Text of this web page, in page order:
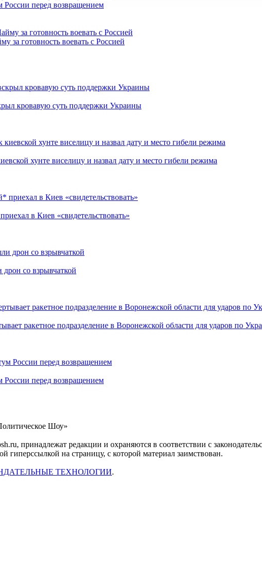
России перед возвращением
за готовность воевать с Россией
кровавую суть поддержки Украины
хунте виселицу и назвал дату и место гибели режима
в Киев «свидетельствовать»
со взрывчаткой
ракетное подразделение в Воронежской области для ударов по
России перед возвращением
Шоу»
принадлежат редакции и охраняются в соответствии с
гиперссылкой на страницу, с которой материал заимствован.
ТЕХНОЛОГИИ.